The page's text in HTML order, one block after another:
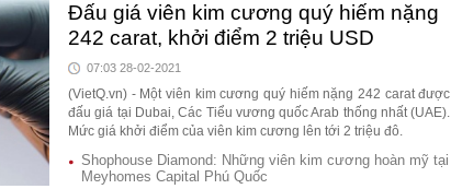
Đấu giá viên kim cương quý hiếm nặng
242 carat, khởi điểm 2 triệu USD
07:03 28-02-2021
(VietQ.vn) - Một viên kim cương quý hiếm nặng 242 carat được
đấu giá tại Dubai, Các Tiểu vương quốc Arab thống nhất (UAE).
Mức giá khởi điểm của viên kim cương lên tới 2 triệu đô.
Shophouse Diamond: Những viên kim cương hoàn mỹ tại
Meyhomes Capital Phú Quốc
làm
thực tế
như tăng
công
chế
sáng tạo,
Việc sử dụng hiệu quả chính
sách tài khóa không chỉ mang ý
nghĩa hỗ trợ ngắn hạn mà còn
đóng vai trò tạo nền tảng cho
tăng trưởng bền vững dài hạn.